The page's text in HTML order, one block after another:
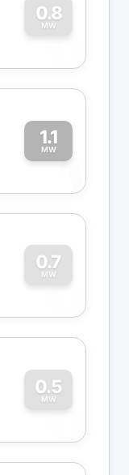
0.8
MW
0
1.1
MW1
0.7
MW
0
0.5
MW
0